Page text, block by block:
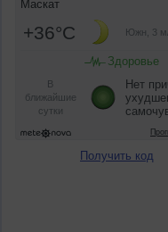
Получить код